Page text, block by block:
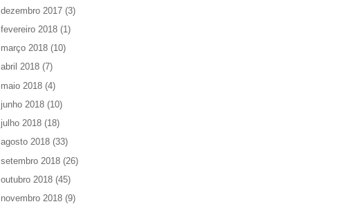
dezembro 2017 (3)
fevereiro 2018 (1)
março 2018 (10)
abril 2018 (7)
maio 2018 (4)
junho 2018 (10)
julho 2018 (18)
agosto 2018 (33)
setembro 2018 (26)
outubro 2018 (45)
novembro 2018 (9)